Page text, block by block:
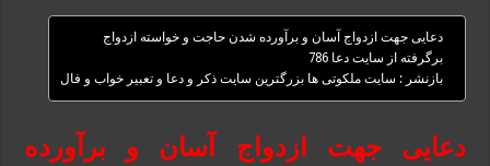
دعایی جهت ازدواج آسان و برآورده شدن حاجت و خواسته ازدواج
برگرفته از سایت دعا 786
بازنشر : سایت ملکوتی ها بزرگترین سایت ذکر و دعا و تعبیر خواب و فال
دعایی جهت ازدواج آسان و برآورده